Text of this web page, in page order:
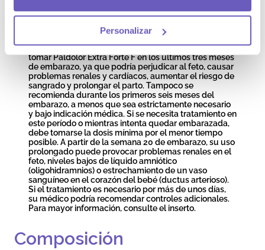
Personalizar
antiinflamatorios como el ibuprofeno pueden
aumentar ligeramente el riesgo de ataque cardíaco o
accidente cerebrovascular, especialmente en dosis
altas, por lo que no debe exceder la dosis
recomendada ni la duración del tratamiento. No debe
tomar Paldolor Extra Forte F en los últimos tres meses
de embarazo, ya que podría perjudicar al feto, causar
problemas renales y cardíacos, aumentar el riesgo de
sangrado y prolongar el parto. Tampoco se
recomienda durante los primeros seis meses del
embarazo, a menos que sea estrictamente necesario
y bajo indicación médica. Si se necesita tratamiento en
este período o mientras intenta quedar embarazada,
debe tomarse la dosis mínima por el menor tiempo
posible. A partir de la semana 20 de embarazo, su uso
prolongado puede provocar problemas renales en el
feto, niveles bajos de líquido amniótico
(oligohidramnios) o estrechamiento de un vaso
sanguíneo en el corazón del bebé (ductus arterioso).
Si el tratamiento es necesario por más de unos días,
su médico podría recomendar controles adicionales.
Para mayor información, consulte el inserto.
Composición